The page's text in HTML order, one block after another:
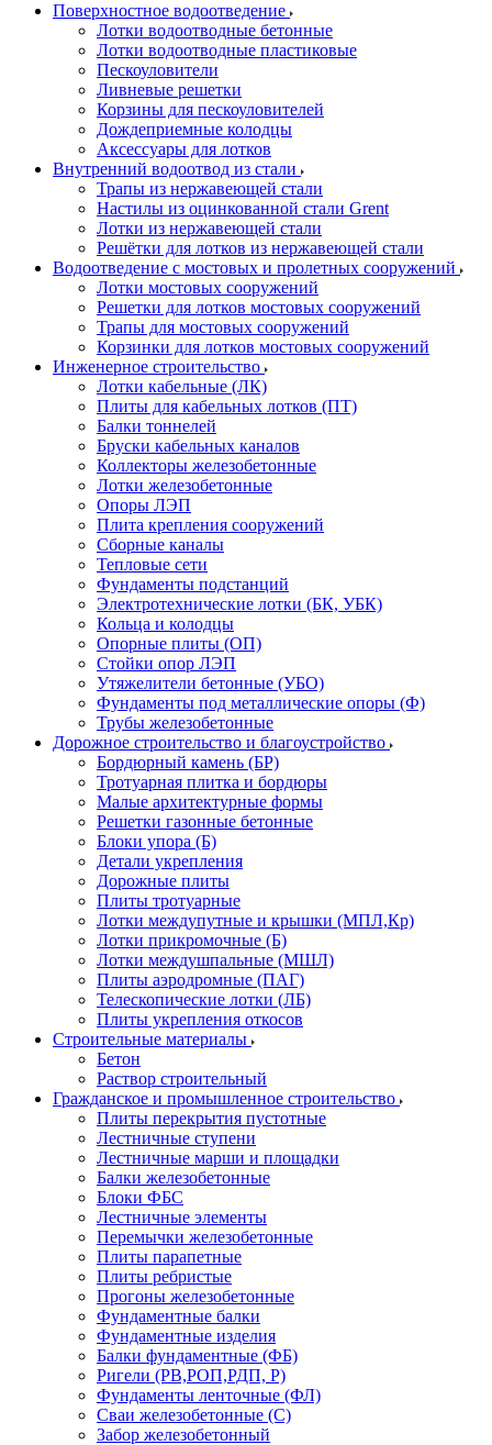
Поверхностное водоотведение
Лотки водоотводные бетонные
Лотки водоотводные пластиковые
Пескоуловители
Ливневые решетки
Корзины для пескоуловителей
Дождеприемные колодцы
Аксессуары для лотков
Внутренний водоотвод из стали
Трапы из нержавеющей стали
Настилы из оцинкованной стали Grent
Лотки из нержавеющей стали
Решётки для лотков из нержавеющей стали
Водоотведение с мостовых и пролетных сооружений
Лотки мостовых сооружений
Решетки для лотков мостовых сооружений
Трапы для мостовых сооружений
Корзинки для лотков мостовых сооружений
Инженерное строительство
Лотки кабельные (ЛК)
Плиты для кабельных лотков (ПТ)
Балки тоннелей
Бруски кабельных каналов
Коллекторы железобетонные
Лотки железобетонные
Опоры ЛЭП
Плита крепления сооружений
Сборные каналы
Тепловые сети
Фундаменты подстанций
Электротехнические лотки (БК, УБК)
Кольца и колодцы
Опорные плиты (ОП)
Стойки опор ЛЭП
Утяжелители бетонные (УБО)
Фундаменты под металлические опоры (Ф)
Трубы железобетонные
Дорожное строительство и благоустройство
Бордюрный камень (БР)
Тротуарная плитка и бордюры
Малые архитектурные формы
Решетки газонные бетонные
Блоки упора (Б)
Детали укрепления
Дорожные плиты
Плиты тротуарные
Лотки междупутные и крышки (МПЛ,Кр)
Лотки прикромочные (Б)
Лотки междушпальные (МШЛ)
Плиты аэродромные (ПАГ)
Телескопические лотки (ЛБ)
Плиты укрепления откосов
Строительные материалы
Бетон
Раствор строительный
Гражданское и промышленное строительство
Плиты перекрытия пустотные
Лестничные ступени
Лестничные марши и площадки
Балки железобетонные
Блоки ФБС
Лестничные элементы
Перемычки железобетонные
Плиты парапетные
Плиты ребристые
Прогоны железобетонные
Фундаментные балки
Фундаментные изделия
Балки фундаментные (ФБ)
Ригели (РВ,РОП,РДП, Р)
Фундаменты ленточные (ФЛ)
Сваи железобетонные (С)
Забор железобетонный